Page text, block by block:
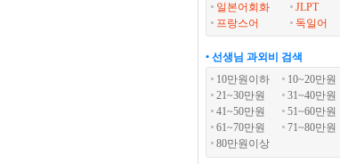
일본어회화
JLPT
프랑스어
독일어
• 선생님 과외비 검색
10만원이하
10~20만원
21~30만원
31~40만원
41~50만원
51~60만원
61~70만원
71~80만원
80만원이상